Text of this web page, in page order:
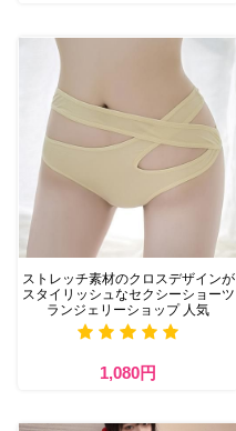
ストレッチ素材のクロスデザインが
スタイリッシュなセクシーショーツ
ランジェリーショップ 人気
1,080円